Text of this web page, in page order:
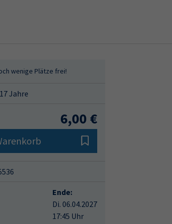
Jahre
6,00 €
Ende:
Di. 06.04.2027
17:45 Uhr